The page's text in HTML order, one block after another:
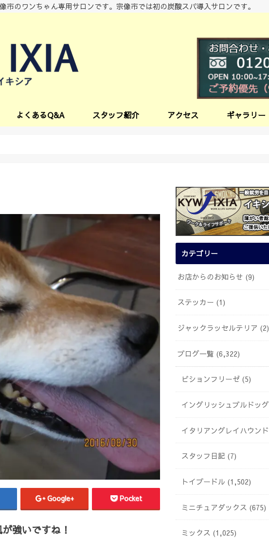
市のワンちゃん専用サロンです。宗像市では初の炭酸スパ導入サロンです。
よくあるQ&A スタッフ紹介 アクセス ギャラリー
Google+ Pocket
強いですね！
カテゴリー
お店からのお知らせ (9)
ステッカー (1)
ジャックラッセルテリア (2)
ブログ一覧 (6,322)
ビションフリーゼ (5)
イングリッシュブルドッグ
イタリアングレイハウンド
スタッフ日記 (7)
トイプードル (1,502)
ミニチュアダックス (675)
ミックス (1,025)